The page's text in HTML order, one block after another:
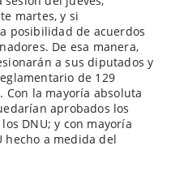
martes, y si
posibilidad de acuerdos
De esa manera,
a sus diputados y
de 129
Con la mayoría absoluta
aprobados los
DNU; y con mayoría
hecho a medida del